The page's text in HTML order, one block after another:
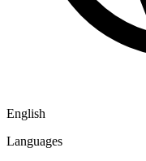
English
Languages